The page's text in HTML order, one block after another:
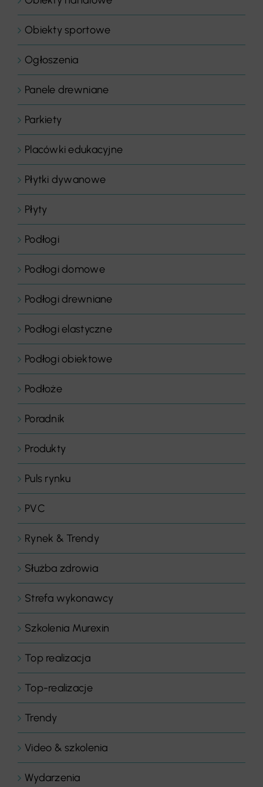
Obiekty sportowe
Ogłoszenia
Panele drewniane
Parkiety
Placówki edukacyjne
Płytki dywanowe
Płyty
Podłogi
Podłogi domowe
Podłogi drewniane
Podłogi elastyczne
Podłogi obiektowe
Podłoże
Poradnik
Produkty
Puls rynku
PVC
Rynek & Trendy
Służba zdrowia
Strefa wykonawcy
Szkolenia Murexin
Top realizacja
Top-realizacje
Trendy
Video & szkolenia
Wydarzenia